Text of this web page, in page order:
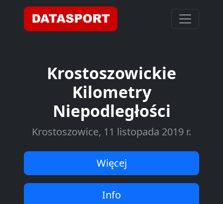
Krostoszowickie
Kilometry
Niepodległości
Krostoszowice, 11 listopada 2019 r.
Więcej
Info